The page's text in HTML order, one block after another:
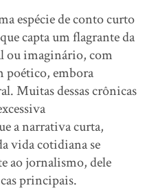
espécie de conto curto
capta um flagrante da
ou imaginário, com
poético, embora
Muitas dessas crônicas
a narrativa curta,
vida cotidiana se
ao jornalismo, dele
principais.